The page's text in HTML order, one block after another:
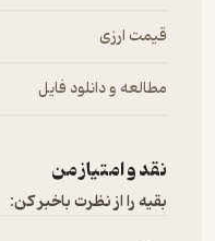
قیمت ارزی
مطالعه و دانلود فایل
نقد و امتیاز من
بقیه را از نظرت باخبر کن: